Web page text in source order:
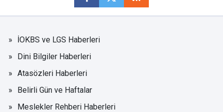
İOKBS ve LGS Haberleri
Dini Bilgiler Haberleri
Atasözleri Haberleri
Belirli Gün ve Haftalar
Meslekler Rehberi Haberleri